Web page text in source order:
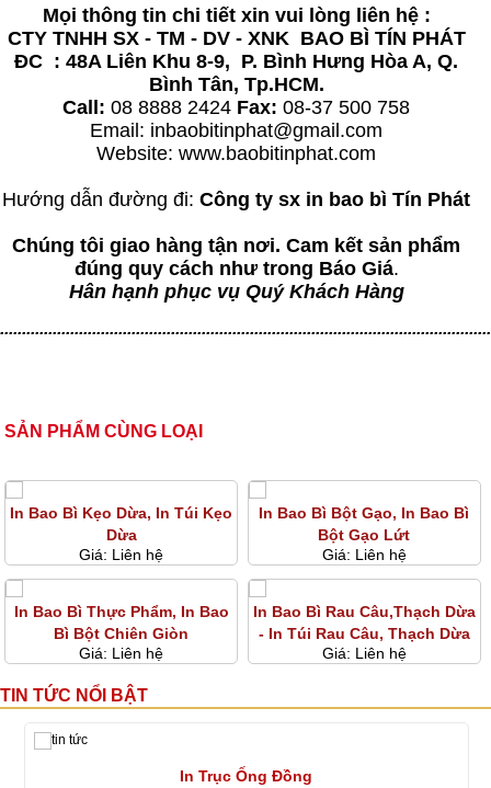
Mọi thông tin chi tiết xin vui lòng liên hệ :
CTY TNHH SX - TM - DV - XNK BAO BÌ TÍN PHÁT
ĐC : 48A Liên Khu 8-9, P. Bình Hưng Hòa A, Q.
Bình Tân, Tp.HCM.
Call: 08 8888 2424 Fax: 08-37 500 758
Email: inbaobitinphat@gmail.com
Website: www.baobitinphat.com
Hướng dẫn đường đi: Công ty sx in bao bì Tín Phát
Chúng tôi giao hàng tận nơi. Cam kết sản phẩm
đúng quy cách như trong Báo Giá.
Hân hạnh phục vụ Quý Khách Hàng
SẢN PHẨM CÙNG LOẠI
In Bao Bì Kẹo Dừa, In Túi Kẹo
Dừa
Giá: Liên hệ
In Bao Bì Bột Gạo, In Bao Bì
Bột Gạo Lứt
Giá: Liên hệ
In Bao Bì Thực Phẩm, In Bao
Bì Bột Chiên Giòn
Giá: Liên hệ
In Bao Bì Rau Câu,Thạch Dừa
- In Túi Rau Câu, Thạch Dừa
Giá: Liên hệ
TIN TỨC NỔI BẬT
In Trục Ống Đồng